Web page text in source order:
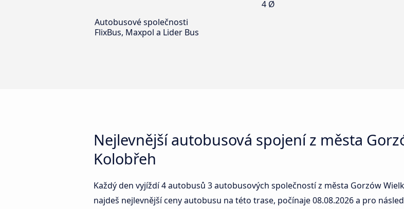
4 Ø
Autobusové společnosti
FlixBus, Maxpol a Lider Bus
Nejlevnější autobusová spojení z města
Kolobřeh
Každý den vyjíždí 4 autobusů 3 autobusových společností z města Gorzów
najdeš nejlevnější ceny autobusu na této trase, počínaje08.08.2026a pro